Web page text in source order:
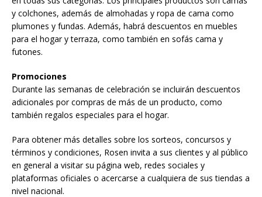
y colchones, además de almohadas y ropa de cama como
plumones y fundas. Además, habrá descuentos en muebles
para el hogar y terraza, como también en sofás cama y
futones.
Promociones
Durante las semanas de celebración se incluirán descuentos
adicionales por compras de más de un producto, como
también regalos especiales para el hogar.
Para obtener más detalles sobre los sorteos, concursos y
términos y condiciones, Rosen invita a sus clientes y al público
en general a visitar su página web, redes sociales y
plataformas oficiales o acercarse a cualquiera de sus tiendas a
nivel nacional.